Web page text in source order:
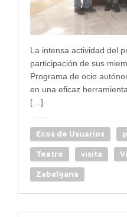
La intensa actividad del
participación de sus
Programa de ocio
en una eficaz
[…]
Ecos de Usuarios
Teatro visita
Zabalgana